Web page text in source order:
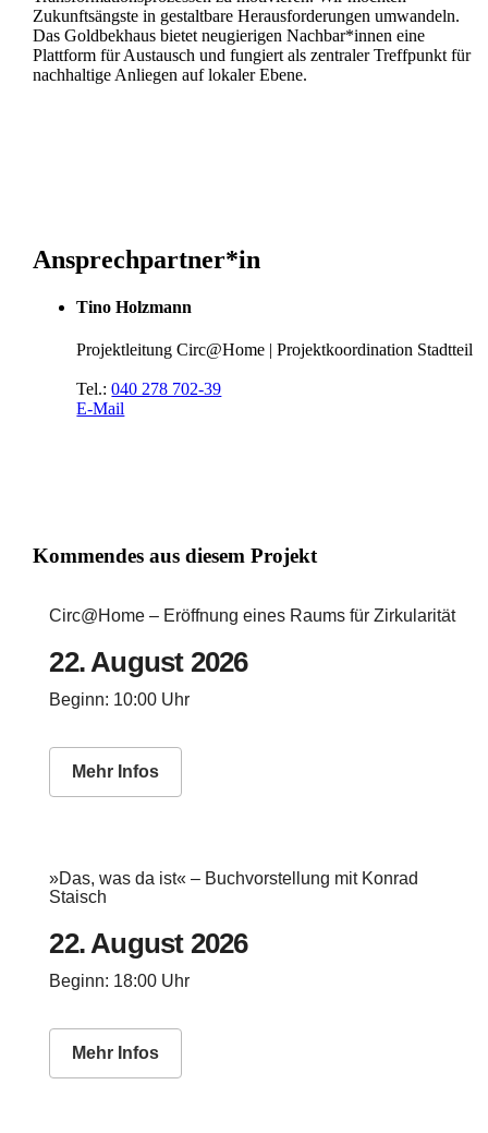
Zukunftsängste in gestaltbare Herausforderungen umwandeln.
Das Goldbekhaus bietet neugierigen Nachbar*innen eine
Plattform für Austausch und fungiert als zentraler Treffpunkt für
nachhaltige Anliegen auf lokaler Ebene.
Ansprechpartner*in
Tino Holzmann
Projektleitung Circ@Home |Projektkoordination Stadtteil
Tel.:040 278 702-39
E-Mail
Kommendes aus diesem Projekt
Circ@Home – Eröffnung eines Raums für Zirkularität
22. August 2026
Beginn: 10:00 Uhr
Mehr Infos
»Das, was da ist« – Buchvorstellung mit Konrad
Staisch
22. August 2026
Beginn: 18:00 Uhr
Mehr Infos